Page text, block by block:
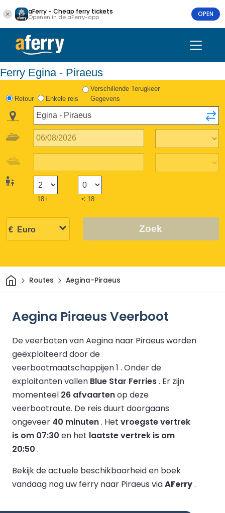
aFerry - Cheap ferry tickets
Openen in de aFerry-app OPEN
Ferry Egina - Piraeus
Retour Enkele reis
Verschillende Terugkeer
Gegevens
18+ < 18
Zoek
ThuisRoutes Aegina-Piraeus
Aegina Piraeus Veerboot
De veerboten van Aegina naar Piraeus worden
geëxploiteerd door de
veerbootmaatschappijen 1 . Onder de
exploitanten vallen Blue Star Ferries. Er zijn
momenteel 26 afvaartenop deze
veerbootroute. De reis duurt doorgaans
ongeveer 40 minuten. Het vroegste vertrek
is om 07:30 en het laatste vertrek is om
20:50 .
Bekijk de actuele beschikbaarheid en boek
vandaag nog uw ferry naar Piraeus viaAFerry.